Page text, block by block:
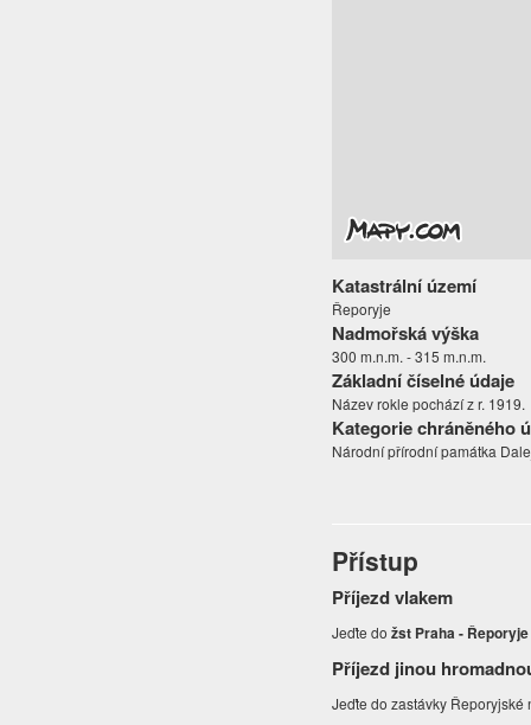
Katastrální území
Řeporyje
Nadmořská výška
300 m.n.m. - 315 m.n.m.
Základní číselné údaje
Název rokle pochází z r. 1919.
Kategorie chráněného
Národní přírodní památka
Přístup
Příjezd vlakem
Jeďte dožst Praha - Řeporyje
Příjezd jinou
Jeďte do zastávky